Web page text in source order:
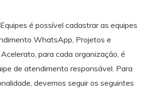
é possível cadastrar as equipes
WhatsApp, Projetos e
para cada organização, é
de atendimento responsável. Para
devemos seguir os seguintes